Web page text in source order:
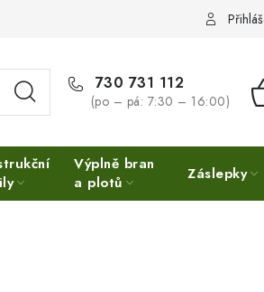
730 731 112
(po – pá: 7:30 – 16:00)
Výplně bran
a plotů
Záslepky